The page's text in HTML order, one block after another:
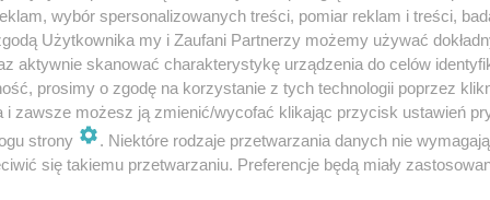
powiecie w woj. lubelskim Karol
wybór spersonalizowanych treści, pomiar reklam i treści,
Użytkownika my i Zaufani Partnerzy możemy używać
aktywnie skanować charakterystykę urządzenia do celów
prosimy o zgodę na korzystanie z tych technologii poprzez
i zawsze możesz ją zmienić/wycofać klikając przycisk ustawień
strony
. Niektóre rodzaje przetwarzania danych nie
się takiemu przetwarzaniu. Preferencje będą miały